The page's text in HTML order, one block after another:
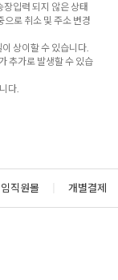
입력 되지 않은 상태
로 취소 및 주소 변경
상이할 수 있습니다.
추가로 발생할 수 있습
다.
임직원몰 개별결제